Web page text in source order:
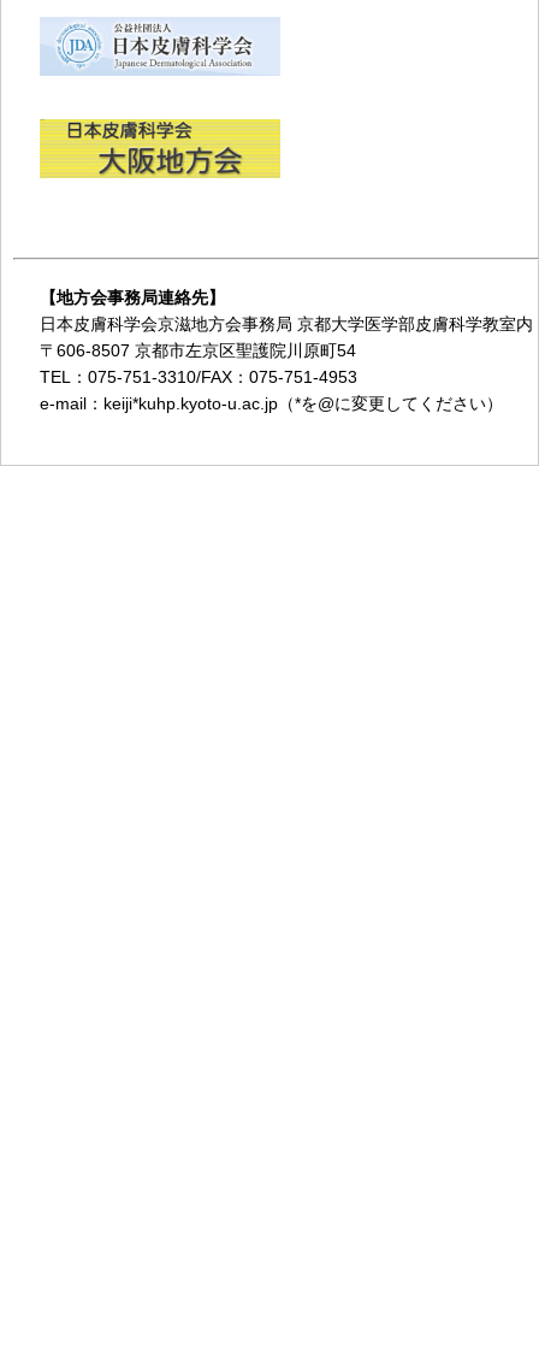
【地方会事務局連絡先】
日本皮膚科学会京滋地方会事務局 京都大学医学部皮膚科学教室内
〒606-8507 京都市左京区聖護院川原町54
TEL：075-751-3310/FAX：075-751-4953
e-mail：keiji*kuhp.kyoto-u.ac.jp（*を@に変更してください）